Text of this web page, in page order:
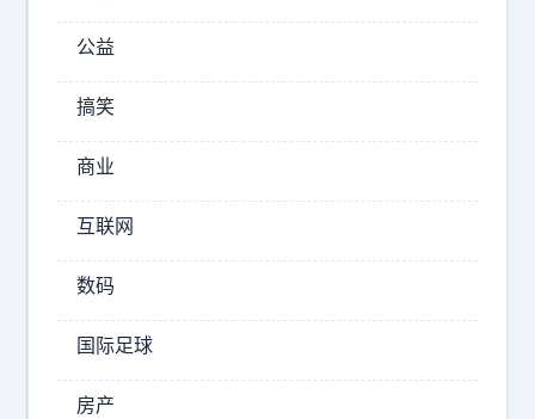
拉
杜
尔
特
了
一
件
让
公益
搞笑
商业
互联网
数码
国际足球
房产